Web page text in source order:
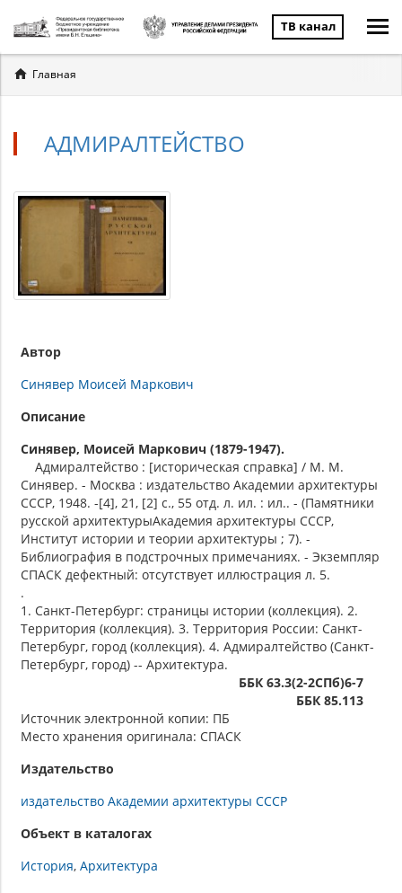
ТВ канал
Вы
здесь
Главная
АДМИРАЛТЕЙСТВО
Автор
Синявер Моисей Маркович
Описание
Синявер, Моисей Маркович (1879-1947).
Адмиралтейство : [историческая справка] / М. М.
Синявер. - Москва : издательство Академии архитектуры
СССР, 1948. -[4], 21, [2] с., 55 отд. л. ил. : ил.. - (Памятники
русской архитектурыАкадемия архитектуры СССР,
Институт истории и теории архитектуры ; 7). -
Библиография в подстрочных примечаниях. - Экземпляр
СПАСК дефектный: отсутствует иллюстрация л. 5.
.
1. Санкт-Петербург: страницы истории (коллекция). 2.
Территория (коллекция). 3. Территория России: Санкт-
Петербург, город (коллекция). 4. Адмиралтейство (Санкт-
Петербург, город) -- Архитектура.
ББК 63.3(2-2СПб)6-7
ББК 85.113
Источник электронной копии: ПБ
Место хранения оригинала: СПАСК
Издательство
издательство Академии архитектуры СССР
Объект в каталогах
История Архитектура